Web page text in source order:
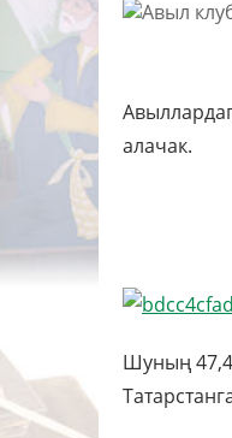
алачак.
Шуның 47,4